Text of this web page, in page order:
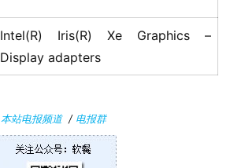
Intel(R) Iris(R) Xe Graphics –
Display adapters
本站电报频道/ 电报群